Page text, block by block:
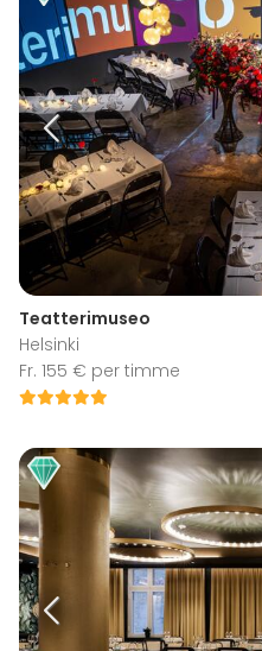
Teatterimuseo
Helsinki
Fr. 155 € per timme